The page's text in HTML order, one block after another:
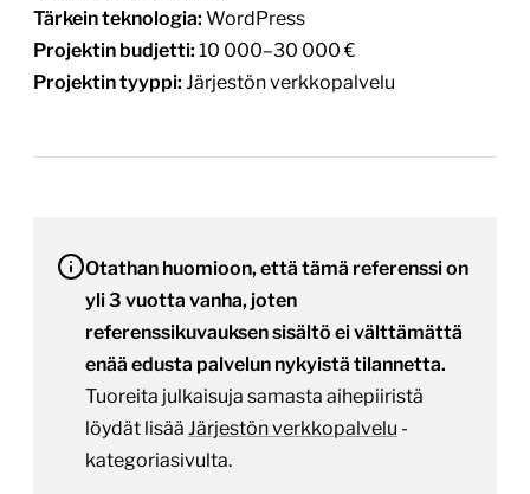
Tärkein teknologia: WordPress
Projektin budjetti: 10 000–30 000 €
Projektin tyyppi: Järjestön verkkopalvelu
Otathan huomioon, että tämä referenssi on
yli 3 vuotta vanha, joten
referenssikuvauksen sisältö ei välttämättä
enää edusta palvelun nykyistä tilannetta.
Tuoreita julkaisuja samasta aihepiiristä
löydät lisää Järjestön verkkopalvelu -
kategoriasivulta.